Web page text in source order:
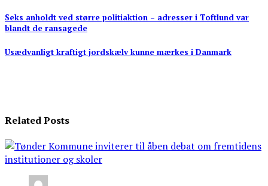
Indlægsnavigation
Seks anholdt ved større politiaktion – adresser i Toftlund var
blandt de ransagede
Usædvanligt kraftigt jordskælv kunne mærkes i Danmark
Related Posts